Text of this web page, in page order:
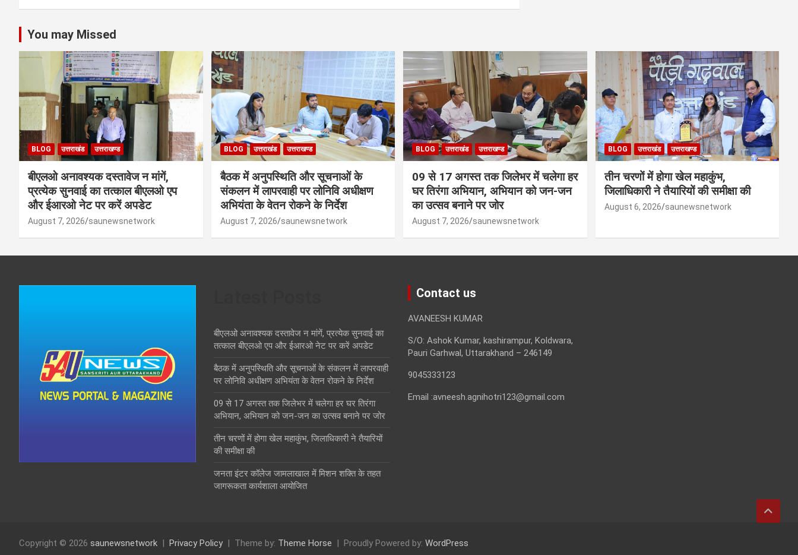
You may Missed
BLOG उत्तराखंड उत्तराखण्ड
बीएलओ अनावश्यक दस्तावेज न मांगें,
प्रत्येक सुनवाई का तत्काल बीएलओ एप
और ईआरओ नेट पर करें अपडेट
August 7, 2026 saunewsnetwork
BLOG उत्तराखंड उत्तराखण्ड
बैठक में अनुपस्थिति और सूचनाओं के
संकलन में लापरवाही पर लोनिवि अधीक्षण
अभियंता के वेतन रोकने के निर्देश
August 7, 2026 saunewsnetwork
BLOG उत्तराखंड उत्तराखण्ड
09 से 17 अगस्त तक जिलेभर में चलेगा हर
घर तिरंगा अभियान, अभियान को जन-जन
का उत्सव बनाने पर जोर
August 7, 2026 saunewsnetwork
BLOG उत्तराखंड उत्तराखण्ड
तीन चरणों में होगा खेल महाकुंभ,
जिलाधिकारी ने तैयारियों की समीक्षा की
August 6, 2026 saunewsnetwork
बीएलओ अनावश्यक दस्तावेज न मांगें, प्रत्येक सुनवाई का
तत्काल बीएलओ एप और ईआरओ नेट पर करें अपडेट
बैठक में अनुपस्थिति और सूचनाओं के संकलन में लापरवाही
पर लोनिवि अधीक्षण अभियंता के वेतन रोकने के निर्देश
09 से 17 अगस्त तक जिलेभर में चलेगा हर घर तिरंगा
अभियान, अभियान को जन-जन का उत्सव बनाने पर जोर
तीन चरणों में होगा खेल महाकुंभ, जिलाधिकारी ने तैयारियों
की समीक्षा की
जनता इंटर कॉलेज जामलाखाल में मिशन शक्ति के तहत
जागरूकता कार्यशाला आयोजित
Contact us
AVANEESH KUMAR
S/O: Ashok Kumar, kashirampur, Koldwara,
Pauri Garhwal, Uttarakhand – 246149
9045333123
Email :avneesh.agnihotri123@gmail.com
Copyright © 2026 saunewsnetwork Privacy Policy Theme by: Theme Horse Proudly Powered by: WordPress